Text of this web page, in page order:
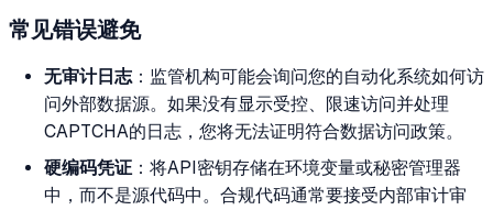
常见错误避免
无审计日志 ：监管机构可能会询问您的自动化系统如何访
问外部数据源。如果没有显示受控、限速访问并处理
CAPTCHA的日志，您将无法证明符合数据访问政策。
硬编码凭证 ：将API密钥存储在环境变量或秘密管理器
中，而不是源代码中。合规代码通常要接受内部审计审